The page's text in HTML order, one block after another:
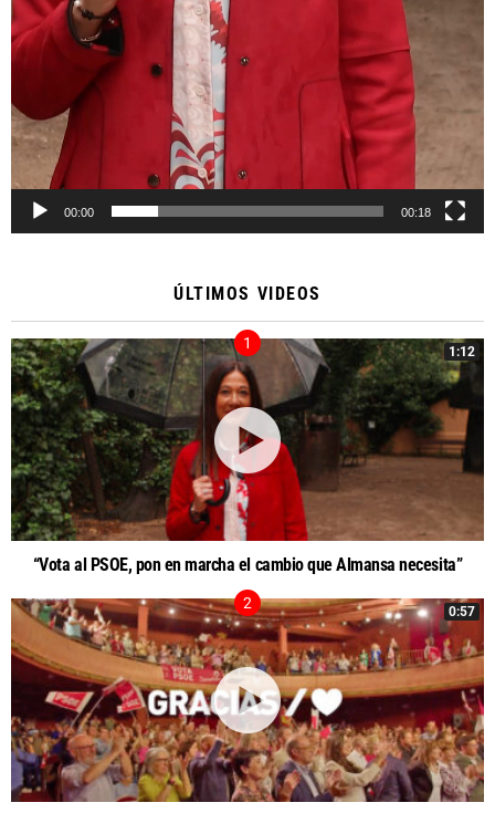
00:00 00:18
ÚLTIMOS VIDEOS
1:12
“Vota al PSOE, pon en marcha el cambio que Almansa necesita”
0:57